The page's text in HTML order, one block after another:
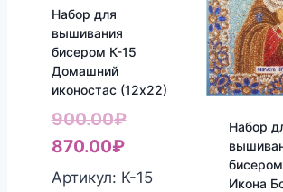
Набор для
вышивания
бисером К-15
Домашний
иконостас (12х22)
900.00₽Первоначальная
составляла
870.00₽Текущая
цена:
Артикул: К-15
Набор
Икона